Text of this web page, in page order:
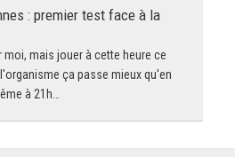
: premier test face à la
mais jouer à cette heure ce
ça passe mieux qu'en
à 21h…